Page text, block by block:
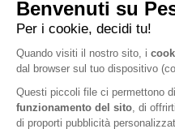
® Pesoforma | Legal and privacy |